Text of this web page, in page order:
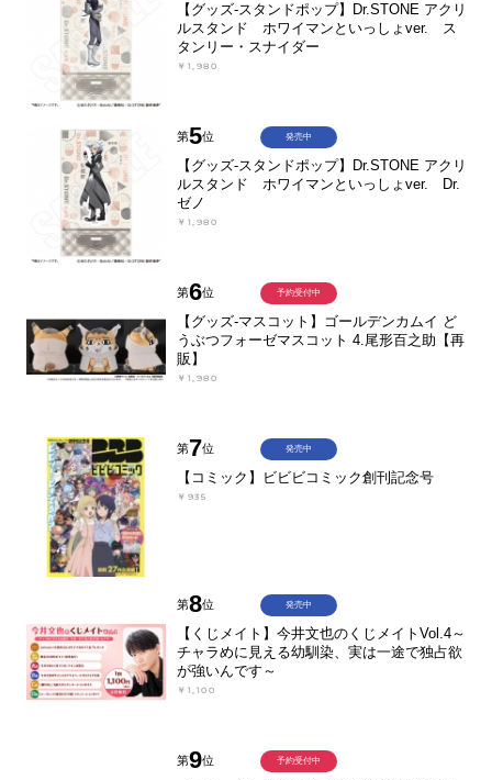
【グッズ-スタンドポップ】Dr.STONE アクリ
ルスタンド ホワイマンといっしょver. ス
タンリー・スナイダー
￥1,980
第5位
【グッズ-スタンドポップ】Dr.STONE アクリ
ルスタンド ホワイマンといっしょver. Dr.
ゼノ
￥1,980
発売中
第6位
【グッズ-マスコット】ゴールデンカムイ ど
うぶつフォーゼマスコット 4.尾形百之助【再
販】
￥1,980
予約受付中
第7位
【コミック】ビビビコミック創刊記念号
￥935
発売中
第8位
【くじメイト】今井文也のくじメイトVol.4～
チャラめに見える幼馴染、実は一途で独占欲
が強いんです～
￥1,100
発売中
第9位 予約受付中